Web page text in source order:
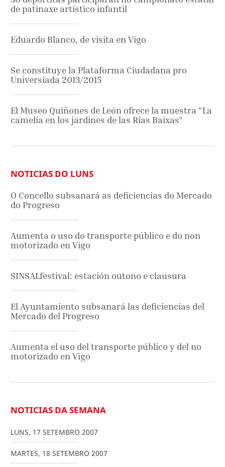
de patinaxe artístico infantil
Eduardo Blanco, de visita en Vigo
Se constituye la Plataforma Ciudadana pro
Universiada 2013/2015
El Museo Quiñones de León ofrece la muestra "La
camelia en los jardines de las Rías Baixas"
NOTICIAS DO LUNS
O Concello subsanará as deficiencias do Mercado
do Progreso
Aumenta o uso do transporte público e do non
motorizado en Vigo
SINSALfestival: estación outono e clausura
El Ayuntamiento subsanará las deficiencias del
Mercado del Progreso
Aumenta el uso del transporte público y del no
motorizado en Vigo
NOTICIAS DA SEMANA
LUNS, 17 SETEMBRO 2007
MARTES, 18 SETEMBRO 2007